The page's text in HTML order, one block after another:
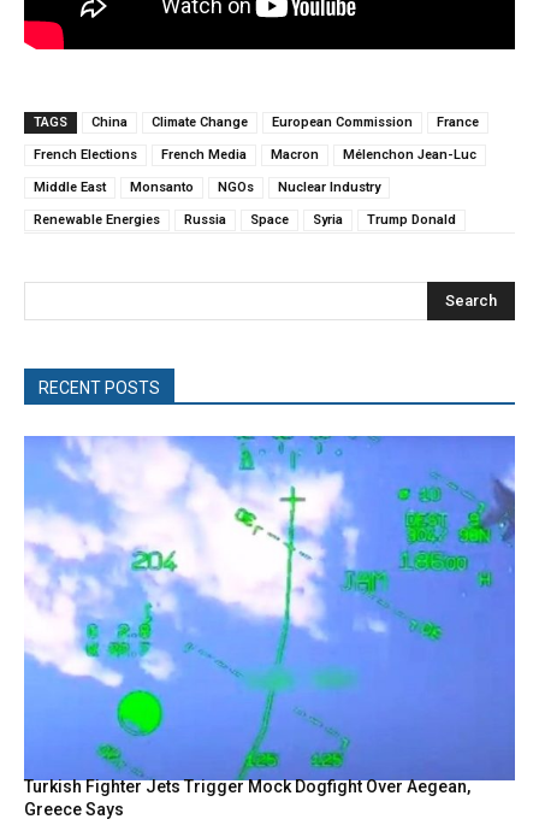
TAGS China Climate Change European Commission France
French Elections French Media Macron Mélenchon Jean-Luc
Middle East Monsanto NGOs Nuclear Industry
Renewable Energies Russia Space Syria Trump Donald
Search
RECENT POSTS
Turkish Fighter Jets Trigger Mock Dogfight Over Aegean,
Greece Says